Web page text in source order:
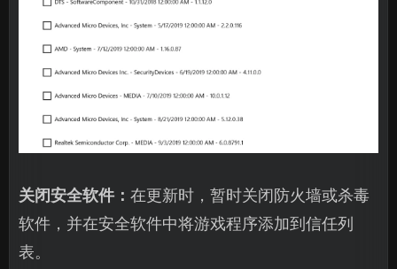
关闭安全软件： 在更新时，暂时关闭防火墙或杀毒
软件，并在安全软件中将游戏程序添加到信任列
表。